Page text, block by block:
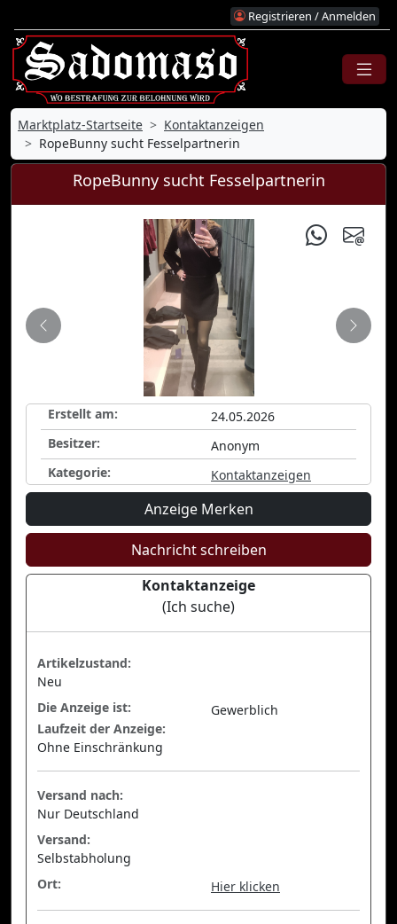
Registrieren / Anmelden
Marktplatz-Startseite
Kontaktanzeigen
RopeBunny sucht Fesselpartnerin
RopeBunny sucht Fesselpartnerin
Zurück
Erstellt am:
24.05.2026
Besitzer:
Anonym
Kategorie:
Kontaktanzeigen
Anzeige Merken
Nachricht schreiben
Kontaktanzeige
(Ich suche)
Artikelzustand:
Neu
Die Anzeige ist:
Gewerblich
Laufzeit der Anzeige:
Ohne Einschränkung
Versand nach:
Nur Deutschland
Versand:
Selbstabholung
Ort:
Hier klicken